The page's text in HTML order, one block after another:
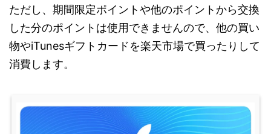
ただし、期間限定ポイントや他のポイントから交換
した分のポイントは使用できませんので、他の買い
物やiTunesギフトカードを楽天市場で買ったりして
消費します。